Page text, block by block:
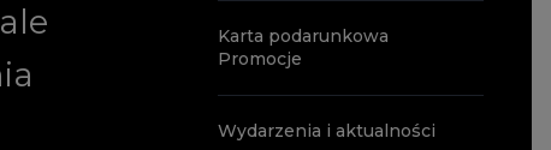
Karta podarunkowa
Promocje
Wydarzenia i aktualności